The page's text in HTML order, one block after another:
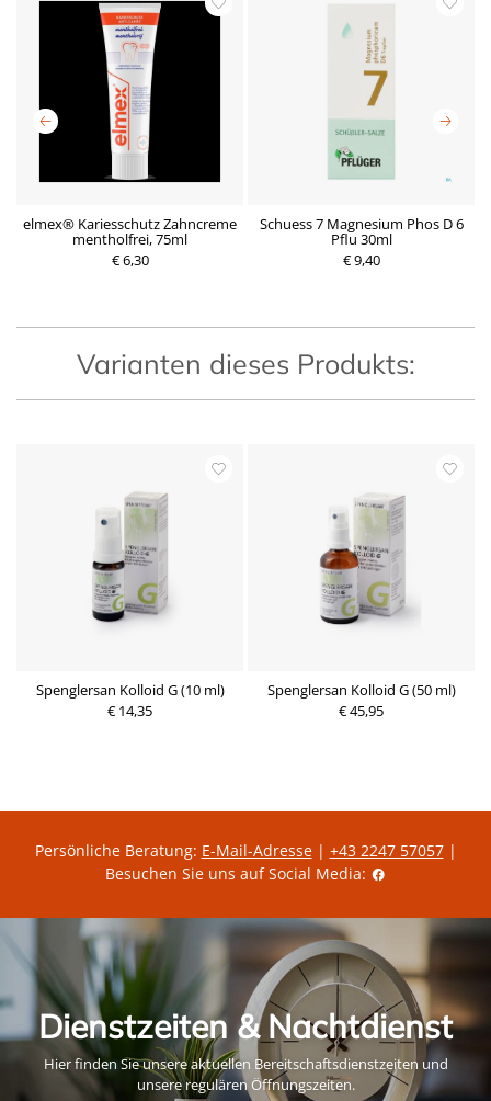
elmex® Kariesschutz Zahncreme
mentholfrei, 75ml
€ 6,30
Schuess 7 Magnesium Phos D 6
Pflu 30ml
€ 9,40
P
Varianten dieses Produkts:
Spenglersan Kolloid G (10 ml)
€ 14,35
Spenglersan Kolloid G (50 ml)
€ 45,95
Persönliche Beratung: E-Mail-Adresse| +43 2247 57057|
Besuchen Sie uns auf Social Media:
Dienstzeiten & Nachtdienst
Hier finden Sie unsere aktuellen Bereitschaftsdienstzeiten und
unsere regulären Öffnungszeiten.